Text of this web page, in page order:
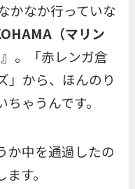
かなか行っていな
（マリン
。「赤レンガ倉
」から、ほんのり
ゃうんです。
か中を通過したの
す。